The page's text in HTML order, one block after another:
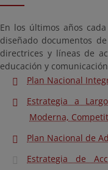
En los últimos años
diseñado documentos
directrices y líneas de
educación y
Plan Nacional
Estrategia a
Moderna,
Plan Nacional de
Estrategia de